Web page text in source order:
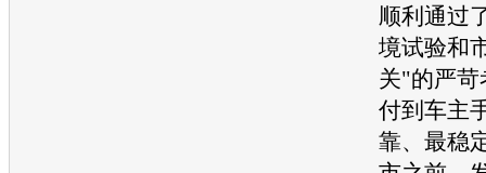
顺利通过
境试验和
关"的严苛
付到车主
靠、最稳